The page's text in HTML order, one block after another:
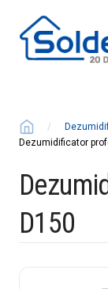
Dezumidificator
D150